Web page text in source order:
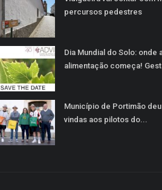
percursos pedestres
Dia Mundial do Solo: onde
alimentação começa!
Município de Portimão
vindas aos pilotos do...